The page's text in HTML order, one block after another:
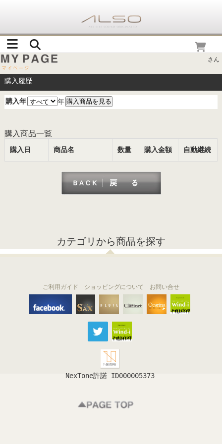
さん
購入履歴
購入年 年
購入商品一覧
購入日 商品名 数量 購入金額 自動継続
カテゴリから商品を探す
THE SAX The Clarinet
Ocarina
ご利用ガイド ショッピングについて お問い合せ
NexTone許諾 ID000005373